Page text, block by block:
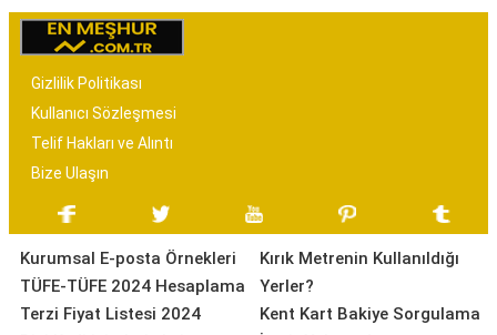
Gizlilik Politikası
Kullanıcı Sözleşmesi
Telif Hakları ve Alıntı
Bize Ulaşın
Kurumsal E-posta Örnekleri
TÜFE-TÜFE 2024 Hesaplama
Terzi Fiyat Listesi 2024
Kırık Metrenin Kullanıldığı
Yerler?
Kent Kart Bakiye Sorgulama